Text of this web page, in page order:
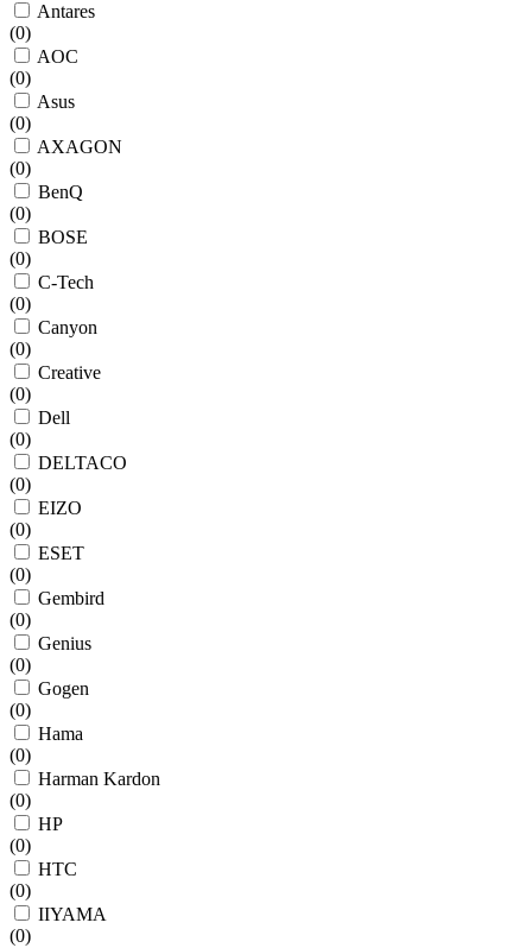
Antares
(0)
AOC
(0)
Asus
(0)
AXAGON
(0)
BenQ
(0)
BOSE
(0)
C-Tech
(0)
Canyon
(0)
Creative
(0)
Dell
(0)
DELTACO
(0)
EIZO
(0)
ESET
(0)
Gembird
(0)
Genius
(0)
Gogen
(0)
Hama
(0)
Harman Kardon
(0)
HP
(0)
HTC
(0)
IIYAMA
(0)